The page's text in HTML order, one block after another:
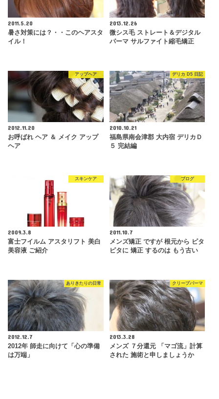
2011.5.20
暑さ対策には？・・このヘアスタ
イル！
2013.12.26
微シス毛 ストレート＆デジタル
パーマ サルファイト縮毛矯正
アップヘア
2012.11.20
お呼ばれ ヘア ＆ メイク アップ
ヘア
デリカ D5 日記
2010.10.21
福島県南会津郡 大内宿 デリカＤ
５ 完結編
スキンケア
2009.3.8
富士フイルム アスタリフト 美白
美容液 ご紹介
ブログ
2011.10.7
メンズ矯正 ですが 根元から ピタ
ピタに 矯正 するのは もう古い
ありきたりの日常
2012.12.7
2012年 師走に向けて「心の準備
は万端」
クリープパーマ
2013.3.28
メンズ ７分還元 「マゴ流」計算
された 施術と申しましょうか